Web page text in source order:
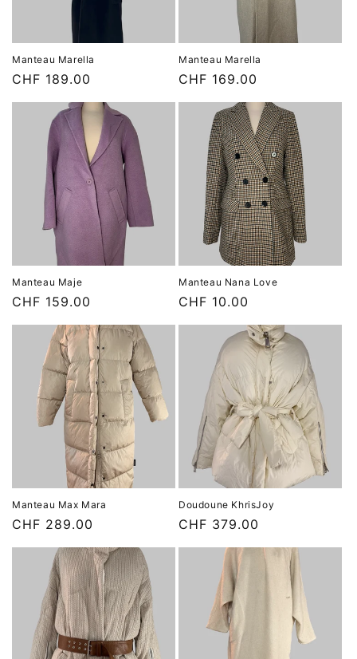
Manteau Marella
Prix
habituel
CHF 189.00
Manteau Marella
Prix
habituel
CHF 169.00
Manteau Maje
Prix
habituel
CHF 159.00
Manteau Nana Love
Prix
habituel
CHF 10.00
Manteau Max Mara
Prix
habituel
CHF 289.00
Doudoune KhrisJoy
Prix
habituel
CHF 379.00